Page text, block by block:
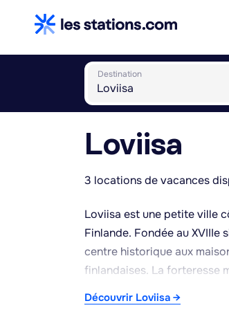
Destination
Loviisa
3 locations de vacances
Loviisa est une petite ville
Finlande. Fondée au XVIIIe
centre historique aux
finlandaises. La forteresse
Découvrir Loviisa →